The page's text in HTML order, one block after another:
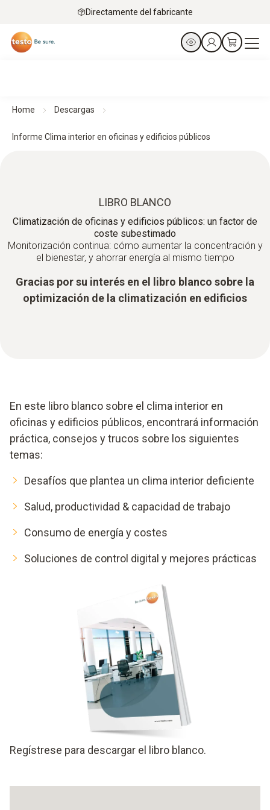
Directamente del fabricante
Home Descargas
Informe Clima interior en oficinas y edificios públicos
LIBRO BLANCO
Climatización de oficinas y edificios públicos: un factor de
coste subestimado
Monitorización continua: cómo aumentar la concentración y
el bienestar, y ahorrar energía al mismo tiempo
Gracias por su interés en el libro blanco sobre la
optimización de la climatización en edificios
En este libro blanco sobre el clima interior en
oficinas y edificios públicos, encontrará información
práctica, consejos y trucos sobre los siguientes
temas:
Desafíos que plantea un clima interior deficiente
Salud, productividad & capacidad de trabajo
Consumo de energía y costes
Soluciones de control digital y mejores prácticas
Regístrese para descargar el libro blanco.